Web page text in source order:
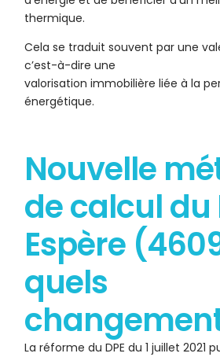
thermique.
Cela se traduit souvent par une
c’est-à-dire une
valorisation immobilière liée à la
énergétique.
Nouvelle
de calcul du
Espère
quels
La réforme du DPE du 1 juillet 2021